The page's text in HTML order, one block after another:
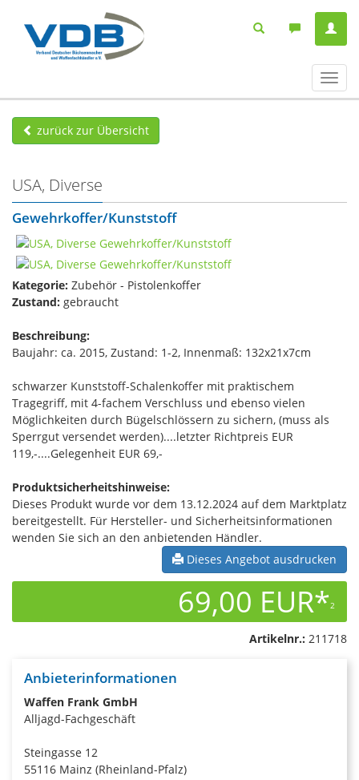
ein-/
zurück zur Übersicht
USA, Diverse
Gewehrkoffer/Kunststoff
Kategorie: Zubehör - Pistolenkoffer
Zustand: gebraucht
Beschreibung:
Baujahr: ca. 2015, Zustand: 1-2, Innenmaß: 132x21x7cm
schwarzer Kunststoff-Schalenkoffer mit praktischem
Tragegriff, mit 4-fachem Verschluss und ebenso vielen
Möglichkeiten durch Bügelschlössern zu sichern, (muss als
Sperrgut versendet werden)....letzter Richtpreis EUR
119,-....Gelegenheit EUR 69,-
Produktsicherheitshinweise:
Dieses Produkt wurde vor dem 13.12.2024 auf dem Marktplatz
bereitgestellt. Für Hersteller- und Sicherheitsinformationen
wenden Sie sich an den anbietenden Händler.
Dieses Angebot ausdrucken
69,00 EUR*2
Artikelnr.: 211718
Anbieterinformationen
Waffen Frank GmbH
Alljagd-Fachgeschäft
Steingasse 12
55116 Mainz (Rheinland-Pfalz)